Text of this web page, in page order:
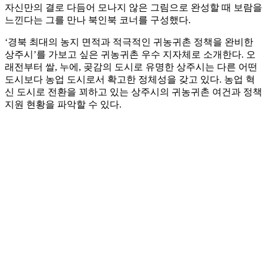
자신만의 결로 다듬어 모나지 않은 그림으로 완성할 때 보람을
느낀다는 그를 만나 북인북 코너를 구성했다.
‘경북 최대의 농지 면적과 적극적인 귀농귀촌 정책을 완비한
상주시’를 가보고 싶은 귀농귀촌 우수 지자체로 소개한다. 오
래전부터 쌀, 누에, 곶감의 도시로 유명한 상주시는 다른 어떤
도시보다 농업 도시로서 확고한 정체성을 갖고 있다. 농업 혁
신 도시로 전환을 꾀하고 있는 상주시의 귀농귀촌 여건과 정책
지원 현황을 파악할 수 있다.